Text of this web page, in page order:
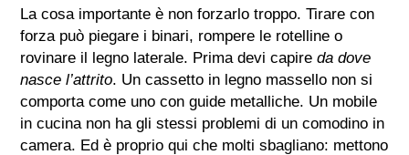
La cosa importante è non forzarlo troppo. Tirare con
forza può piegare i binari, rompere le rotelline o
rovinare il legno laterale. Prima devi capireda dove
nasce l’attrito. Un cassetto in legno massello non si
comporta come uno con guide metalliche. Un mobile
in cucina non ha gli stessi problemi di un comodino in
camera. Ed è proprio qui che molti sbagliano: mettono